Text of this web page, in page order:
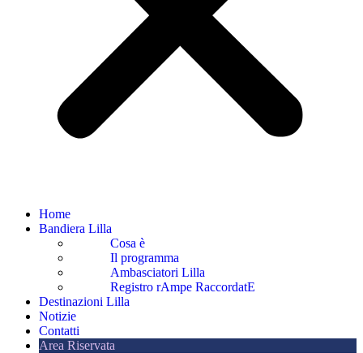
Home
Bandiera Lilla
Cosa è
Il programma
Ambasciatori Lilla
Registro rAmpe RaccordatE
Destinazioni Lilla
Notizie
Contatti
Area Riservata